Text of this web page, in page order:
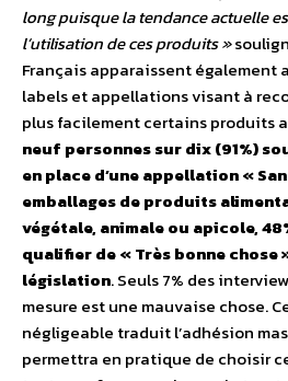
long puisque la tendance actuelle
l’utilisation de ces produits »
Français apparaissent également
labels et appellations visant à
plus facilement certains produits
neuf personnes sur dix (91%)
en place d’une appellation «
emballages de produits
végétale, animale ou apicole,
qualifier de « Très bonne
législation. Seuls 7% des
mesure est une mauvaise chose.
négligeable traduit l’adhésion
permettra en pratique de choisir